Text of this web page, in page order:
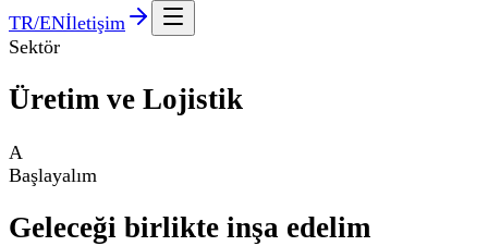
TR/ENİletişim
Sektör
Üretim ve Lojistik
A
Başlayalım
Geleceği birlikte inşa edelim